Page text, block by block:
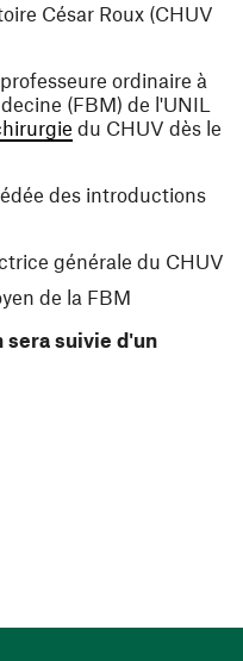
César Roux (CHUV
ordinaire à
(FBM) de l'UNIL
(opens in a new
du CHUV dès le
des introductions
générale du CHUV
de la FBM
sera suivie d'un